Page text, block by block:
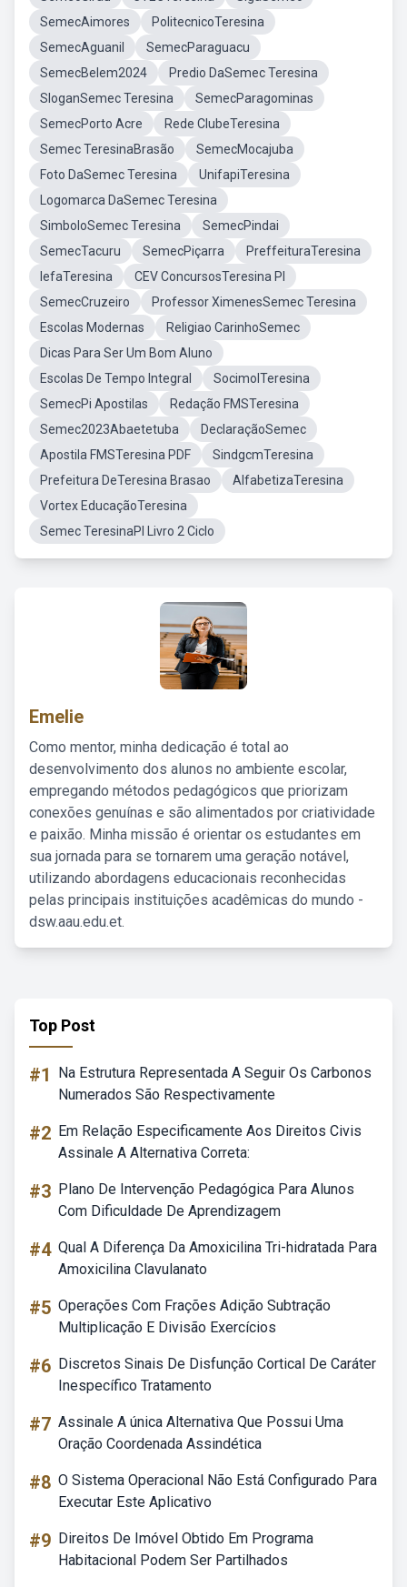
SemecAimores
PolitecnicoTeresina
SemecAguanil
SemecParaguacu
SemecBelem2024
Predio DaSemec Teresina
SloganSemec Teresina
SemecParagominas
SemecPorto Acre
Rede ClubeTeresina
Semec TeresinaBrasão
SemecMocajuba
Foto DaSemec Teresina
UnifapiTeresina
Logomarca DaSemec Teresina
SimboloSemec Teresina
SemecPindai
SemecTacuru
SemecPiçarra
PreffeituraTeresina
IefaTeresina
CEV ConcursosTeresina PI
SemecCruzeiro
Professor XimenesSemec Teresina
Escolas Modernas
Religiao CarinhoSemec
Dicas Para Ser Um Bom Aluno
Escolas De Tempo Integral
SocimolTeresina
SemecPi Apostilas
Redação FMSTeresina
Semec2023Abaetetuba
DeclaraçãoSemec
Apostila FMSTeresina PDF
SindgcmTeresina
Prefeitura DeTeresina Brasao
AlfabetizaTeresina
Vortex EducaçãoTeresina
Semec TeresinaPI Livro 2 Ciclo
Emelie
Como mentor, minha dedicação é total ao
desenvolvimento dos alunos no ambiente escolar,
empregando métodos pedagógicos que priorizam
conexões genuínas e são alimentados por criatividade
e paixão. Minha missão é orientar os estudantes em
sua jornada para se tornarem uma geração notável,
utilizando abordagens educacionais reconhecidas
pelas principais instituições acadêmicas do mundo -
dsw.aau.edu.et.
Top Post
#1
Na Estrutura Representada A Seguir Os Carbonos
Numerados São Respectivamente
#2 Em Relação Especificamente Aos Direitos Civis
Assinale A Alternativa Correta:
#3 Plano De Intervenção Pedagógica Para Alunos
Com Dificuldade De Aprendizagem
#4 Qual A Diferença Da Amoxicilina Tri-hidratada Para
Amoxicilina Clavulanato
#5 Operações Com Frações Adição Subtração
Multiplicação E Divisão Exercícios
#6 Discretos Sinais De Disfunção Cortical De Caráter
Inespecífico Tratamento
#7 Assinale A única Alternativa Que Possui Uma
Oração Coordenada Assindética
#8 O Sistema Operacional Não Está Configurado Para
Executar Este Aplicativo
#9 Direitos De Imóvel Obtido Em Programa
Habitacional Podem Ser Partilhados